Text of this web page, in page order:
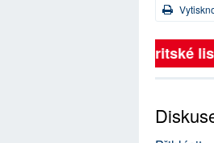
Britské